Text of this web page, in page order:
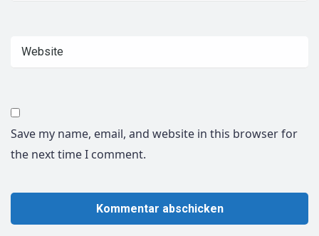
Save my name, email, and website in this browser for
the next time I comment.